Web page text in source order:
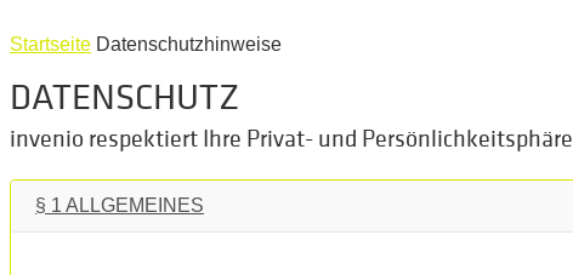
Startseite Datenschutzhinweise
DATENSCHUTZ
invenio respektiert Ihre Privat- und Persönlichkeitsphäre
§ 1 ALLGEMEINES